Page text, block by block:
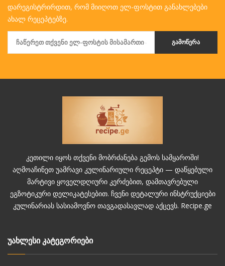
დარეგისტრირდით, რომ მიიღოთ ელ-ფოსტით განახლებები
ახალ რეცეპტებზე.
ᲒᲐᲛᲝᲬᲔᲠᲐ
კეთილი იყოს თქვენი მობრძანება გემოს სამყაროში!
აღმოაჩინეთ უამრავი კულინარიული რეცეპტი — დაწყებული
მარტივი ყოველდღიური კერძებით, დამთავრებული
ეგზოტიკური დელიკატესებით. ჩვენი დეტალური ინსტრუქციები
კულინარიას სასიამოვნო თავგადასავლად აქცევს. Recipe.ge
უახლესი კატეგორიები